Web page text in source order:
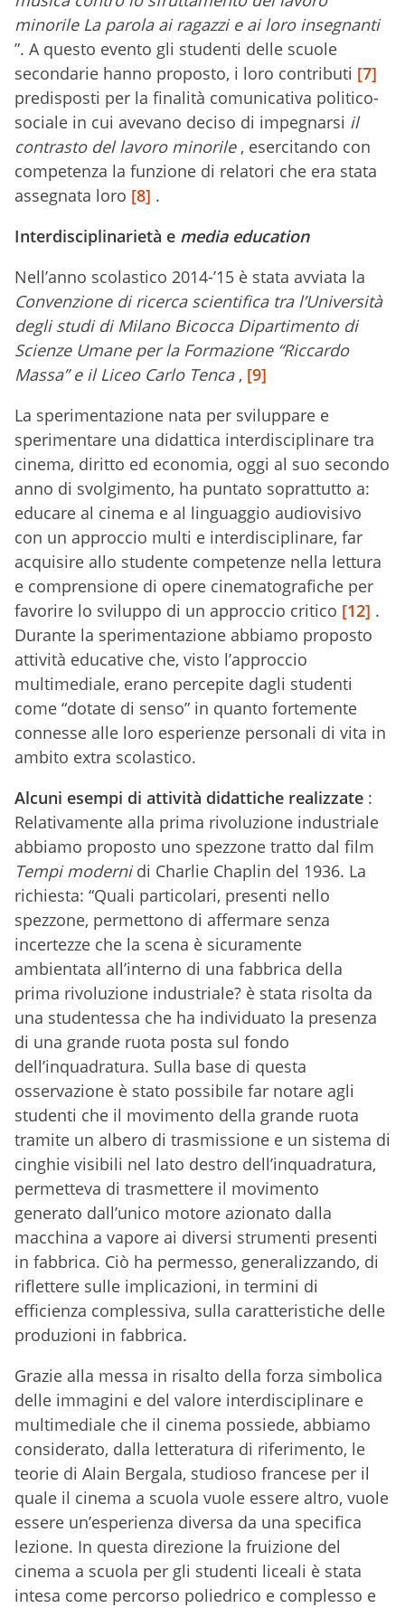
minorile La parola ai ragazzi e ai loro insegnanti
”. A questo evento gli studenti delle scuole
secondarie hanno proposto, i loro contributi [7]
predisposti per la finalità comunicativa politico-
sociale in cui avevano deciso di impegnarsi il
contrasto del lavoro minorile , esercitando con
competenza la funzione di relatori che era stata
assegnata loro [8] .
Interdisciplinarietà e media education
Nell’anno scolastico 2014-’15 è stata avviata la
Convenzione di ricerca scientifica tra l’Università
degli studi di Milano Bicocca Dipartimento di
Scienze Umane per la Formazione “Riccardo
Massa” e il Liceo Carlo Tenca , [9]
La sperimentazione nata per sviluppare e
sperimentare una didattica interdisciplinare tra
cinema, diritto ed economia, oggi al suo secondo
anno di svolgimento, ha puntato soprattutto a:
educare al cinema e al linguaggio audiovisivo
con un approccio multi e interdisciplinare, far
acquisire allo studente competenze nella lettura
e comprensione di opere cinematografiche per
favorire lo sviluppo di un approccio critico [12] .
Durante la sperimentazione abbiamo proposto
attività educative che, visto l’approccio
multimediale, erano percepite dagli studenti
come “dotate di senso” in quanto fortemente
connesse alle loro esperienze personali di vita in
ambito extra scolastico.
Alcuni esempi di attività didattiche realizzate :
Relativamente alla prima rivoluzione industriale
abbiamo proposto uno spezzone tratto dal film
Tempi modernidi Charlie Chaplin del 1936. La
richiesta: “Quali particolari, presenti nello
spezzone, permettono di affermare senza
incertezze che la scena è sicuramente
ambientata all’interno di una fabbrica della
prima rivoluzione industriale? è stata risolta da
una studentessa che ha individuato la presenza
di una grande ruota posta sul fondo
dell’inquadratura. Sulla base di questa
osservazione è stato possibile far notare agli
studenti che il movimento della grande ruota
tramite un albero di trasmissione e un sistema di
cinghie visibili nel lato destro dell’inquadratura,
permetteva di trasmettere il movimento
generato dall’unico motore azionato dalla
macchina a vapore ai diversi strumenti presenti
in fabbrica. Ciò ha permesso, generalizzando, di
riflettere sulle implicazioni, in termini di
efficienza complessiva, sulla caratteristiche delle
produzioni in fabbrica.
Grazie alla messa in risalto della forza simbolica
delle immagini e del valore interdisciplinare e
multimediale che il cinema possiede, abbiamo
considerato, dalla letteratura di riferimento, le
teorie di Alain Bergala, studioso francese per il
quale il cinema a scuola vuole essere altro, vuole
essere un’esperienza diversa da una specifica
lezione. In questa direzione la fruizione del
cinema a scuola per gli studenti liceali è stata
intesa come percorso poliedrico e complesso e